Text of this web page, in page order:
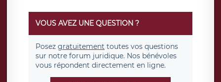
VOUS AVEZ UNE QUESTION ?
Posez gratuitement toutes vos questions
sur notre forum juridique. Nos bénévoles
vous répondent directement en ligne.